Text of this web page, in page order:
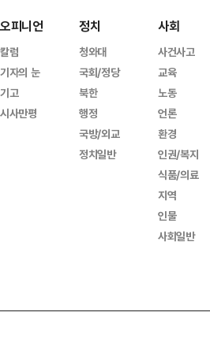
오피니언
칼럼
기자의 눈
기고
시사만평
정치
청와대
국회/정당
북한
행정
국방/외교
정치일반
사회
사건사고
교육
노동
언론
환경
인권/복지
식품/의료
지역
인물
사회일반